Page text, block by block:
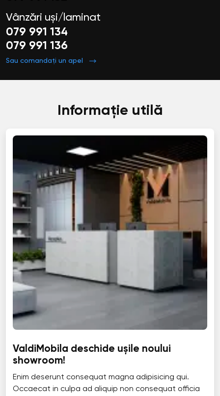
Vânzări uși/laminat
079 991 134
079 991 136
Sau comandați un apel
Informație utilă
ValdiMobila deschide ușile noului
showroom!
Enim deserunt consequat magna adipisicing qui.
Occaecat in culpa ad aliquip non consequat officia